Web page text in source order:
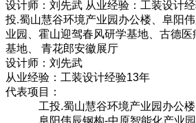
设计师：刘先武 从业经验：工装设计
投.蜀山慧谷环境产业园办公楼、阜阳
业园、霍山迎驾春风研学基地、古德
基地、 青花郎安徽展厅
设计师：刘先武
从业经验：工装设计经验13年
代表项目：
工投.蜀山慧谷环境产业园办公楼
阜阳伟辰钢构-中原智能化产业园